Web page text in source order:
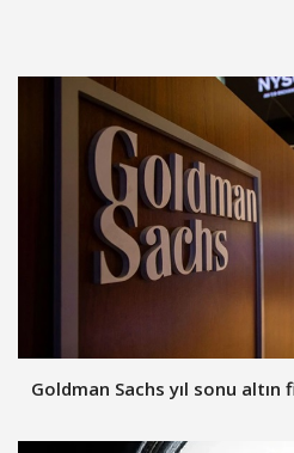
Goldman Sachs yıl sonu